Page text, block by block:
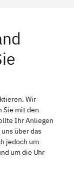
Wir
Sie mit den
Ihr Anliegen
über das
jedoch um
um die Uhr